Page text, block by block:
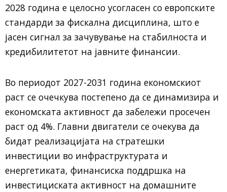
2028 година е целосно усогласен со европските
стандарди за фискална дисциплина, што е
јасен сигнал за зачувување на стабилноста и
кредибилитетот на јавните финансии.
Во периодот 2027-2031 година економскиот
раст се очечкува постепено да се динамизира и
економската активност да забележи просечен
раст од 4%. Главни двигатели се очекува да
бидат реализацијата на стратешки
инвестиции во инфраструктурата и
енергетиката, финансиска поддршка на
инвестициската активност на домашните